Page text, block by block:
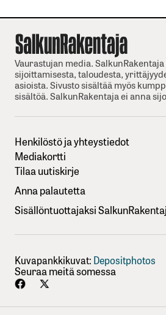
Vaurastujan media.
sijoittamisesta, taloudesta,
asioista. Sivusto sisältää myös
sisältöä. SalkunRakentaja ei anna
Henkilöstö ja yhteystiedot
Mediakortti
Tilaa uutiskirje
Anna palautetta
Sisällöntuottajaksi
Kuvapankkikuvat: Depositphotos
Seuraa meitä somessa